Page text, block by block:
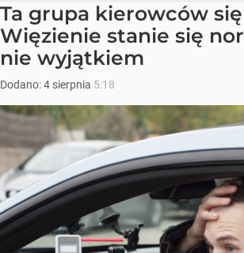
Ta grupa kierowców się
Więzienie stanie się
nie wyjątkiem
Dodano:4 sierpnia 5:18